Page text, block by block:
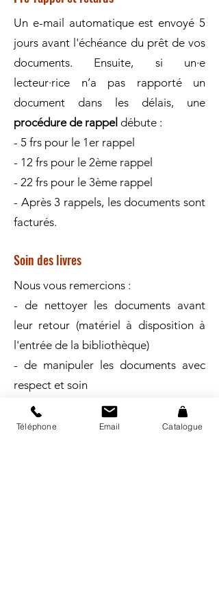
Un e-mail automatique est envoyé 5
jours avant l'échéance du prêt de vos
documents. Ensuite, si un·e
lecteur·rice n’a pas rapporté un
document dans les délais, une
procédure de rappel débute :
- 5 frs pour le 1er rappel
- 12 frs pour le 2ème rappel
- 22 frs pour le 3ème rappel
- Après 3 rappels, les documents sont
facturés.
Soin des livres
Nous vous remercions :
- de nettoyer les documents avant
leur retour (matériel à disposition à
l'entrée de la bibliothèque)
- de manipuler les documents avec
respect et soin
- de les transporter de manière à
éviter toute dégradation
Téléphone Email Catalogue